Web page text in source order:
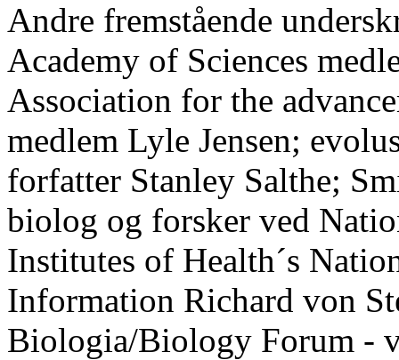
Andre fremstående
Academy of Sciences
Association for the
medlem Lyle Jensen;
forfatter Stanley Salthe;
biolog og forsker ved
Institutes of Health´s
Information Richard von
Biologia/Biology Forum -